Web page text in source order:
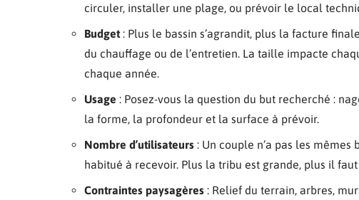
circuler, installer une plage, ou prévoir le local
Budget : Plus le bassin s’agrandit, plus la facture
du chauffage ou de l’entretien. La taille impacte
chaque année.
Usage : Posez-vous la question du but recherché :
la forme, la profondeur et la surface à prévoir.
Nombre d’utilisateurs : Un couple n’a pas les mêmes
habitué à recevoir. Plus la tribu est grande, plus il
Contraintes paysagères : Relief du terrain, arbres,